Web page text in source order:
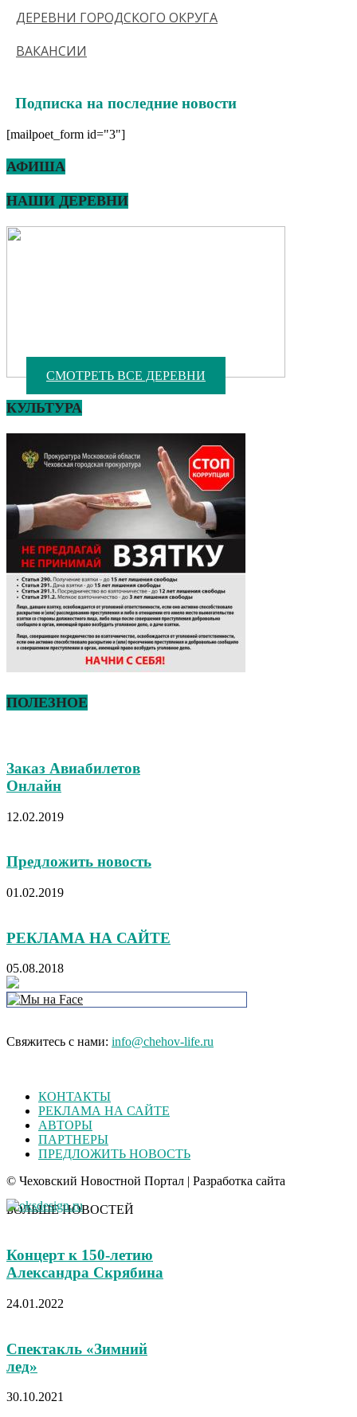
ДЕРЕВНИ ГОРОДСКОГО ОКРУГА
ВАКАНСИИ
Подписка на последние новости
[mailpoet_form id="3"]
АФИША
НАШИ ДЕРЕВНИ
СМОТРЕТЬ ВСЕ ДЕРЕВНИ
КУЛЬТУРА
ПОЛЕЗНОЕ
Заказ Авиабилетов
Онлайн
12.02.2019
Предложить новость
01.02.2019
РЕКЛАМА НА САЙТЕ
05.08.2018
Свяжитесь с нами: info@chehov-life.ru
КОНТАКТЫ
РЕКЛАМА НА САЙТЕ
АВТОРЫ
ПАРТНЕРЫ
ПРЕДЛОЖИТЬ НОВОСТЬ
© Чеховский Новостной Портал | Разработка сайта
БОЛЬШЕ НОВОСТЕЙ
Концерт к 150-летию
Александра Скрябина
24.01.2022
Спектакль «Зимний
лед»
30.10.2021